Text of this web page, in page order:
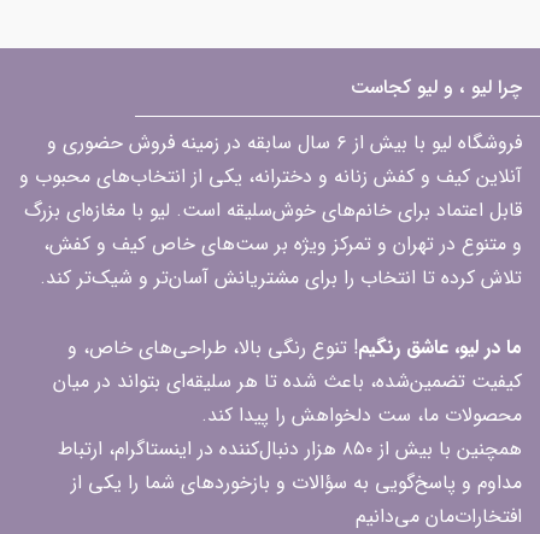
چرا لیو ، و لیو کجاست
فروشگاه لیو با بیش از ۶ سال سابقه در زمینه فروش حضوری و
آنلاین کیف و کفش زنانه و دخترانه، یکی از انتخاب‌های محبوب و
قابل اعتماد برای خانم‌های خوش‌سلیقه است. لیو با مغازه‌ای بزرگ
و متنوع در تهران و تمرکز ویژه بر ست‌های خاص کیف و کفش،
تلاش کرده تا انتخاب را برای مشتریانش آسان‌تر و شیک‌تر کند.
ما در لیو، عاشق رنگیم! تنوع رنگی بالا، طراحی‌های خاص، و
کیفیت تضمین‌شده، باعث شده تا هر سلیقه‌ای بتواند در میان
محصولات ما، ست دلخواهش را پیدا کند.
همچنین با بیش از ۸۵۰ هزار دنبال‌کننده در اینستاگرام، ارتباط
مداوم و پاسخ‌گویی به سؤالات و بازخوردهای شما را یکی از
افتخارات‌مان می‌دانیم